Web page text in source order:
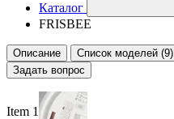
Каталог
FRISBEE
Описание
Список моделей (9)
Задать вопрос
Item 1 of 2